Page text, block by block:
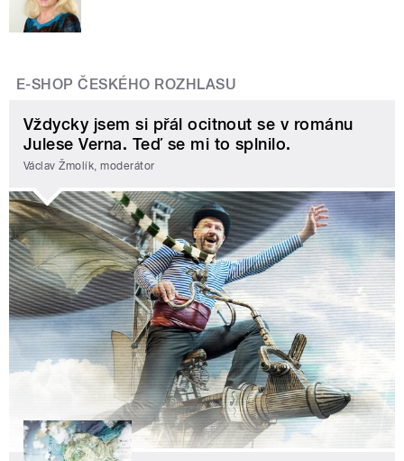
E-SHOP ČESKÉHO ROZHLASU
Vždycky jsem si přál ocitnout se v románu
Julese Verna. Teď se mi to splnilo.
Václav Žmolík, moderátor